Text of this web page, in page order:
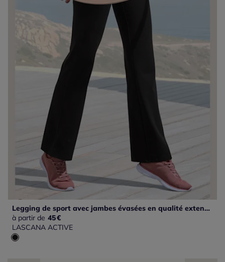
Legging de sport avec jambes évasées en qualité extensible confortable
à partir de 45€
LASCANA ACTIVE